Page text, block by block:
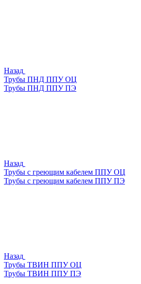
Назад
Трубы ПНД ППУ ОЦ
Трубы ПНД ППУ ПЭ
Назад
Трубы с греющим кабелем ППУ ОЦ
Трубы с греющим кабелем ППУ ПЭ
Назад
Трубы ТВИН ППУ ОЦ
Трубы ТВИН ППУ ПЭ